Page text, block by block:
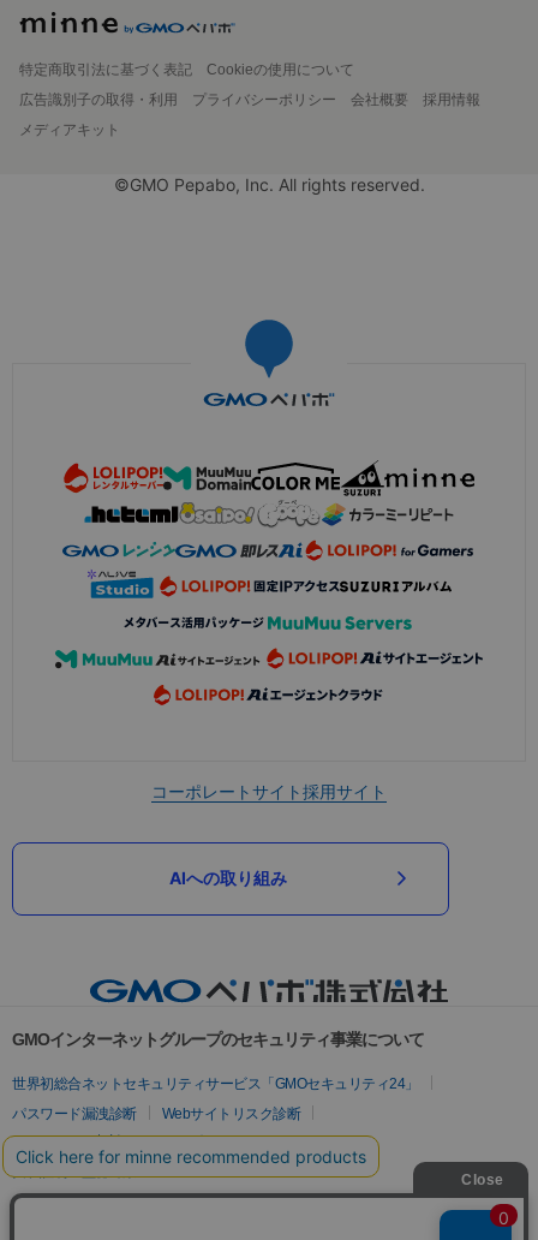
特定商取引法に基づく表記
Cookieの使用について
広告識別子の取得・利用
プライバシーポリシー 会社概要
採用情報
メディアキット
©GMO Pepabo, Inc. All rights reserved.
コーポレートサイト採用サイト
AIへの取り組み
GMOインターネットグループのセキュリティ事業について
世界初総合ネットセキュリティサービス「GMOセキュリティ24」
パスワード漏洩診断
Webサイトリスク診断
セキュリティ相談AIチャットボット
実在証明・盗聴対策
サイバー攻撃対策（GMOサイバーセキュリティ byイエラエ）